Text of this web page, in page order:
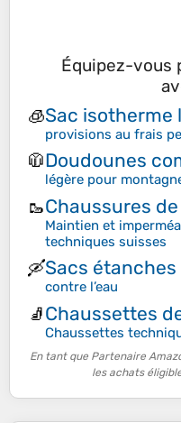
Équipez-vous
🧊Sac isotherme
provisions au frais
🧥Doudounes
légère pour
🥾Chaussures
Maintien et
techniques suisses
🛶Sacs étanches
contre l’eau
🧦Chaussettes
Chaussettes
En tant que Partenaire
les achats